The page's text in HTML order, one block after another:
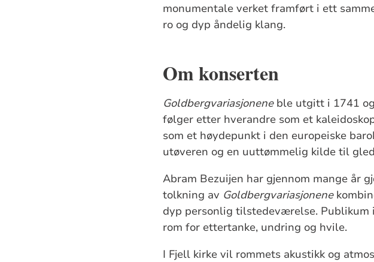
monumentale verket framført i ett
ro og dyp åndelig klang.
Om konserten
Goldbergvariasjoneneble utgitt i 1741
følger etter hverandre som et
som et høydepunkt i den europeiske
utøveren og en uuttømmelig kilde til
Abram Bezuijen har gjennom mange år
tolkning av Goldbergvariasjonene
dyp personlig tilstedeværelse. Publikum
rom for ettertanke, undring og hvile.
I Fjell kirke vil rommets akustikk og